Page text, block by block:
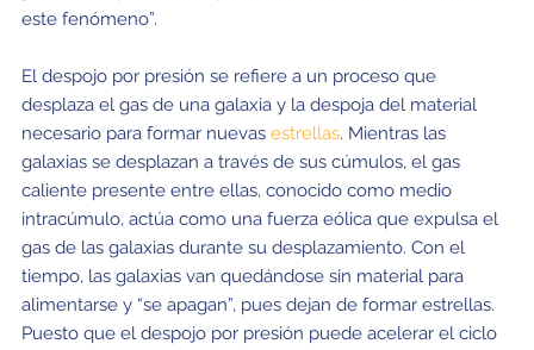
este fenómeno”.
El despojo por presión se refiere a un proceso que
desplaza el gas de una galaxia y la despoja del material
necesario para formar nuevas estrellas. Mientras las
galaxias se desplazan a través de sus cúmulos, el gas
caliente presente entre ellas, conocido como medio
intracúmulo, actúa como una fuerza eólica que expulsa el
gas de las galaxias durante su desplazamiento. Con el
tiempo, las galaxias van quedándose sin material para
alimentarse y “se apagan”, pues dejan de formar estrellas.
Puesto que el despojo por presión puede acelerar el ciclo